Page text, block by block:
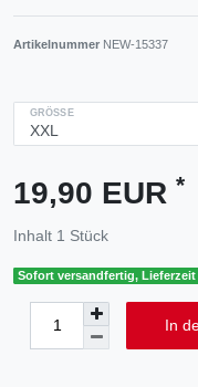
Artikelnummer NEW-15337
GRÖSSE
19,90 EUR *
Inhalt 1 Stück
Sofort versandfertig, Lieferzeit
In